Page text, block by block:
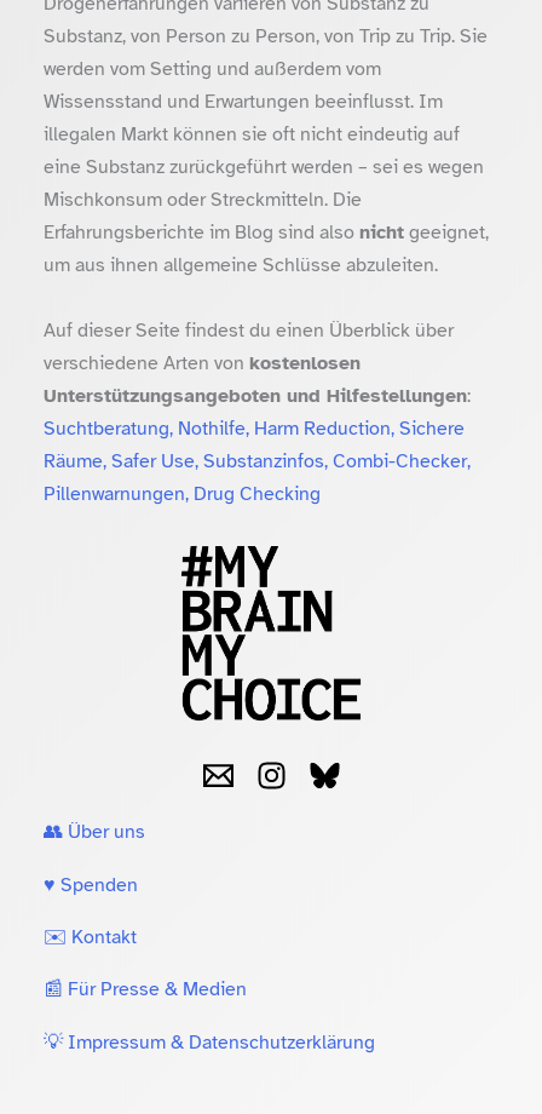
Substanz, von Person zu Person, von Trip zu Trip. Sie
werden vom Setting und außerdem vom
Wissensstand und Erwartungen beeinflusst. Im
illegalen Markt können sie oft nicht eindeutig auf
eine Substanz zurückgeführt werden – sei es wegen
Mischkonsum oder Streckmitteln. Die
Erfahrungsberichte im Blog sind also nichtgeeignet,
um aus ihnen allgemeine Schlüsse abzuleiten.
Auf dieser Seite findest du einen Überblick über
verschiedene Arten von kostenlosen
Unterstützungsangeboten und Hilfestellungen:
Suchtberatung, Nothilfe, Harm Reduction, Sichere
Räume, Safer Use, Substanzinfos, Combi-Checker,
Pillenwarnungen, Drug Checking
👥 Über uns
♥️ Spenden
✉️ Kontakt
📰 Für Presse & Medien
💡 Impressum & Datenschutzerklärung